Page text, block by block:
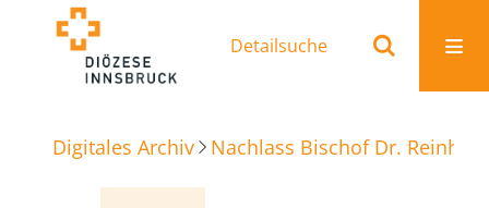
Detailsuche
Digitales Archiv Nachlass Bischof Dr.